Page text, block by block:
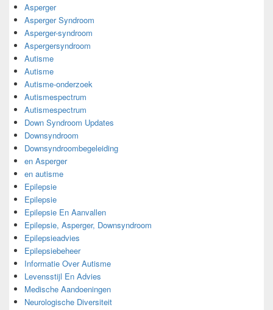
Asperger
Asperger Syndroom
Asperger-syndroom
Aspergersyndroom
Autisme
Autisme
Autisme-onderzoek
Autismespectrum
Autismespectrum
Down Syndroom Updates
Downsyndroom
Downsyndroombegeleiding
en Asperger
en autisme
Epilepsie
Epilepsie
Epilepsie En Aanvallen
Epilepsie, Asperger, Downsyndroom
Epilepsieadvies
Epilepsiebeheer
Informatie Over Autisme
Levensstijl En Advies
Medische Aandoeningen
Neurologische Diversiteit